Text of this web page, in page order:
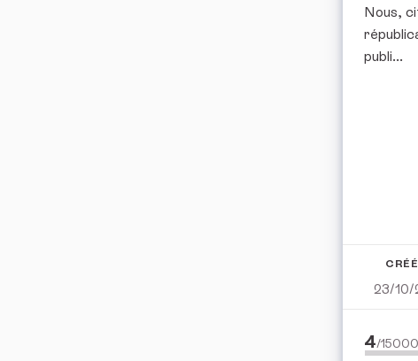
Nous,
publi...
23/10/
4/